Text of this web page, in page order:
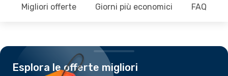
Migliori offerte Giorni più economici FAQ
Esplora le offerte migliori